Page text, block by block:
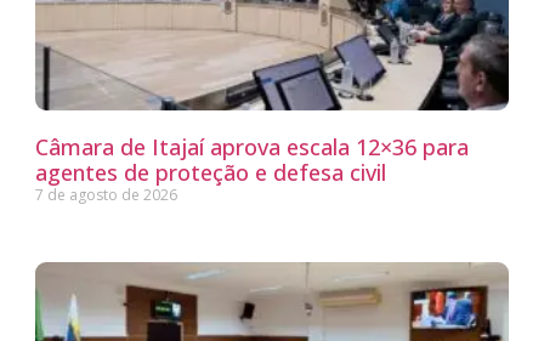
Câmara de Itajaí aprova escala 12×36 para
agentes de proteção e defesa civil
7 de agosto de 2026